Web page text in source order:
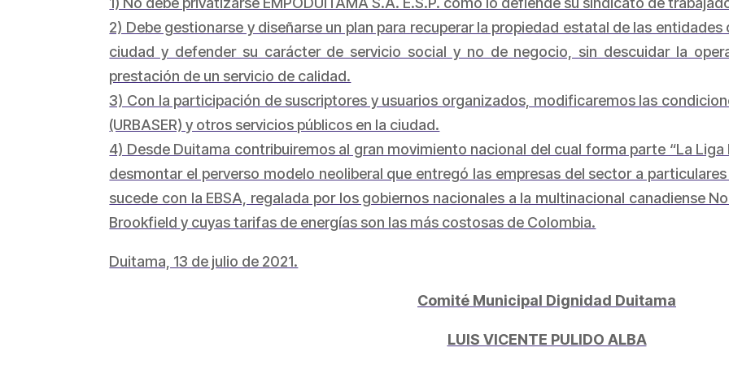
2) Debe gestionarse y diseñarse un plan para recuperar la propiedad estatal de las
ciudad y defender su carácter de servicio social y no de negocio, sin descuidar la
prestación de un servicio de calidad.
3) Con la participación de suscriptores y usuarios organizados, modificaremos las
(URBASER) y otros servicios públicos en la ciudad.
4) Desde Duitama contribuiremos al gran movimiento nacional del cual forma parte “La
desmontar el perverso modelo neoliberal que entregó las empresas del sector a
sucede con la EBSA, regalada por los gobiernos nacionales a la multinacional canadiense
Brookfield y cuyas tarifas de energías son las más costosas de Colombia.
Duitama, 13 de julio de 2021.
Comité Municipal Dignidad Duitama
LUIS VICENTE PULIDO ALBA